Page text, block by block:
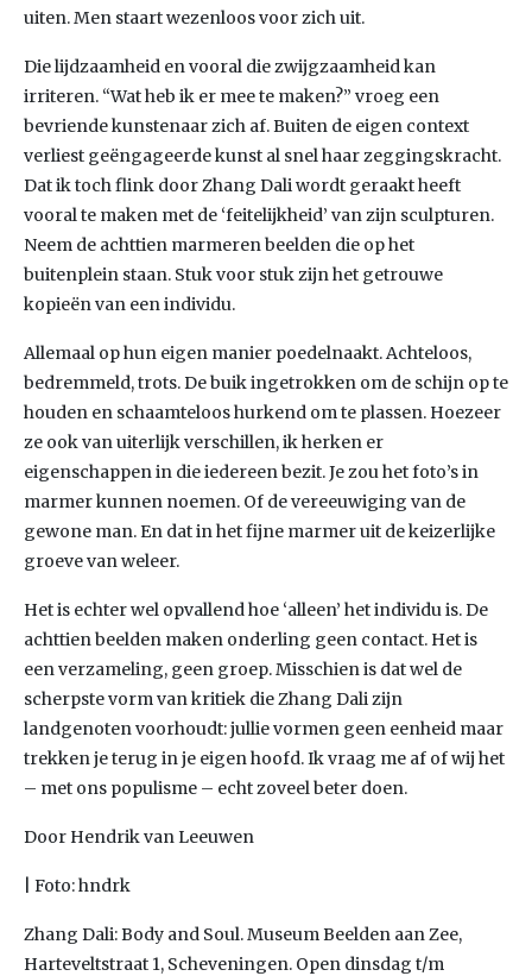
uiten. Men staart wezenloos voor zich uit.
Die lijdzaamheid en vooral die zwijgzaamheid kan
irriteren. “Wat heb ik er mee te maken?” vroeg een
bevriende kunstenaar zich af. Buiten de eigen context
verliest geëngageerde kunst al snel haar zeggingskracht.
Dat ik toch flink door Zhang Dali wordt geraakt heeft
vooral te maken met de ‘feitelijkheid’ van zijn sculpturen.
Neem de achttien marmeren beelden die op het
buitenplein staan. Stuk voor stuk zijn het getrouwe
kopieën van een individu.
Allemaal op hun eigen manier poedelnaakt. Achteloos,
bedremmeld, trots. De buik ingetrokken om de schijn op te
houden en schaamteloos hurkend om te plassen. Hoezeer
ze ook van uiterlijk verschillen, ik herken er
eigenschappen in die iedereen bezit. Je zou het foto’s in
marmer kunnen noemen. Of de vereeuwiging van de
gewone man. En dat in het fijne marmer uit de keizerlijke
groeve van weleer.
Het is echter wel opvallend hoe ‘alleen’ het individu is. De
achttien beelden maken onderling geen contact. Het is
een verzameling, geen groep. Misschien is dat wel de
scherpste vorm van kritiek die Zhang Dali zijn
landgenoten voorhoudt: jullie vormen geen eenheid maar
trekken je terug in je eigen hoofd. Ik vraag me af of wij het
– met ons populisme – echt zoveel beter doen.
Door Hendrik van Leeuwen
| Foto: hndrk
Zhang Dali: Body and Soul. Museum Beelden aan Zee,
Harteveltstraat 1, Scheveningen. Open dinsdag t/m